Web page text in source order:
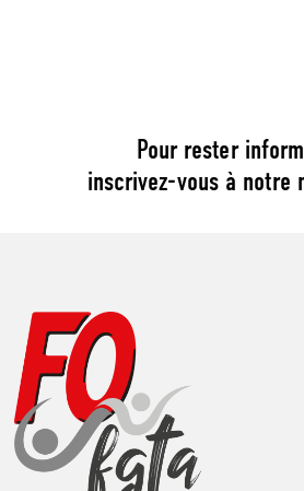
Pour rester
inscrivez-vous à notre